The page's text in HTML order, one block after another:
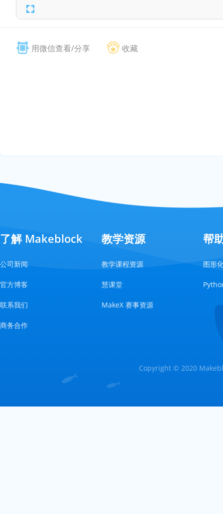
用微信查看/分享 收藏
了解 Makeblock
公司新闻
官方博客
联系我们
商务合作
教学资源
教学课程资源
慧课堂
MakeX 赛事资源
帮
图形
Copyright © 2020